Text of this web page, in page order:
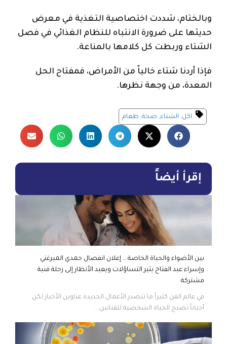
وبالختام، شددت اختصاصية التغذية في معرض
حديثها على ضرورة الانتباه للنظام الغذائي في فصل
الشتاء وربطت كل كلامها بالمناعة.
فإذا أردنا شتاء خالياً من الأمراض، فمفتاح الحل
المعدة، من وجهة نظرها.
اكل, الشتاء, صحة, طعام
إقرأ أيضاً
بين الأضواء والحياة الخاصة … إعلان انفصال حمدي الميرغني
وإسراء عبد الفتاح يثير التساؤلات ويعيد الأنظار إلى رحلة فنية
مشتركة
في عالم الفن كثيراً ما تتصدر الأعمال الجديدة عناوين الأخبار لكن
أحياناً تصبح الحياة الشخصية للفنانين...